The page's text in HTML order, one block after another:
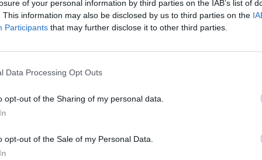
of your personal information by third parties on the IAB’s list of
This information may also be disclosed by us to third parties on the
Participants that may further disclose it to other third parties.
Data Processing Opt Outs
opt-out of the Sharing of my personal data.
opt-out of the Sale of my Personal Data.
gerbėjus
ašaroti visus
Žinios
merginai
Gyvenimo būdas